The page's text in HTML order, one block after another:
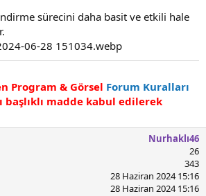
sürecini daha basit ve etkili hale
Program & Görsel Forum Kuralları
başlıklı madde kabul edilerek
Nurhaklı46
26
343
28 Haziran 2024 15:16
28 Haziran 2024 15:16